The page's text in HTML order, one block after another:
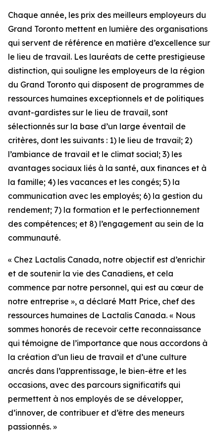
Chaque année, les prix des meilleurs employeurs du
Grand Toronto mettent en lumière des organisations
qui servent de référence en matière d’excellence sur
le lieu de travail. Les lauréats de cette prestigieuse
distinction, qui souligne les employeurs de la région
du Grand Toronto qui disposent de programmes de
ressources humaines exceptionnels et de politiques
avant-gardistes sur le lieu de travail, sont
sélectionnés sur la base d’un large éventail de
critères, dont les suivants : 1) le lieu de travail; 2)
l’ambiance de travail et le climat social; 3) les
avantages sociaux liés à la santé, aux finances et à
la famille; 4) les vacances et les congés; 5) la
communication avec les employés; 6) la gestion du
rendement; 7) la formation et le perfectionnement
des compétences; et 8) l’engagement au sein de la
communauté.
« Chez Lactalis Canada, notre objectif est d’enrichir
et de soutenir la vie des Canadiens, et cela
commence par notre personnel, qui est au cœur de
notre entreprise », a déclaré Matt Price, chef des
ressources humaines de Lactalis Canada. « Nous
sommes honorés de recevoir cette reconnaissance
qui témoigne de l’importance que nous accordons à
la création d’un lieu de travail et d’une culture
ancrés dans l’apprentissage, le bien-être et les
occasions, avec des parcours significatifs qui
permettent à nos employés de se développer,
d’innover, de contribuer et d’être des meneurs
passionnés. »